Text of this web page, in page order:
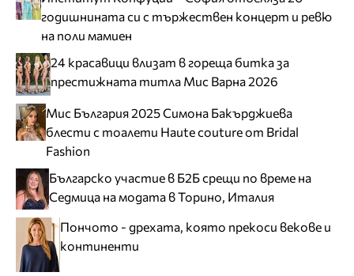
годишнината си с тържествен концерт и ревю
на поли мамиен
24 красавици влизат в гореща битка за
престижната титла Мис Варна 2026
Мис България 2025 Симона Бакърджиева
блести с тоалети Haute couture от Bridal
Fashion
Българско участие в Б2Б срещи по време на
Седмица на модата в Торино, Италия
Пончото - дрехата, която прекоси векове и
континенти